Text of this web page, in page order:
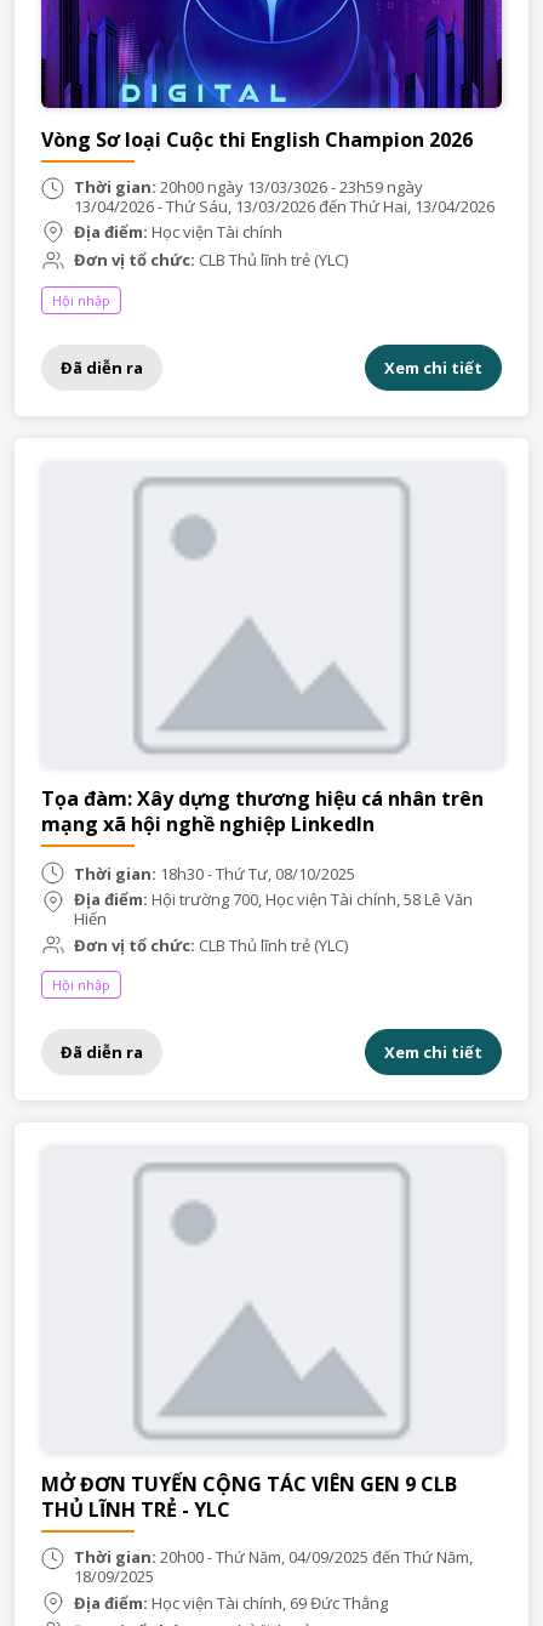
Vòng Sơ loại Cuộc thi English Champion 2026
Thời gian: 20h00 ngày 13/03/3026 - 23h59 ngày
13/04/2026 - Thứ Sáu, 13/03/2026 đến Thứ Hai, 13/04/2026
Địa điểm: Học viện Tài chính
Đơn vị tổ chức: CLB Thủ lĩnh trẻ (YLC)
Hội nhập
Đã diễn ra Xem chi tiết
Tọa đàm: Xây dựng thương hiệu cá nhân trên
mạng xã hội nghề nghiệp LinkedIn
Thời gian: 18h30 - Thứ Tư, 08/10/2025
Địa điểm: Hội trường 700, Học viện Tài chính, 58 Lê Văn
Hiến
Đơn vị tổ chức: CLB Thủ lĩnh trẻ (YLC)
Hội nhập
Đã diễn ra Xem chi tiết
MỞ ĐƠN TUYỂN CỘNG TÁC VIÊN GEN 9 CLB
THỦ LĨNH TRẺ - YLC
Thời gian: 20h00 - Thứ Năm, 04/09/2025 đến Thứ Năm,
18/09/2025
Địa điểm: Học viện Tài chính, 69 Đức Thắng